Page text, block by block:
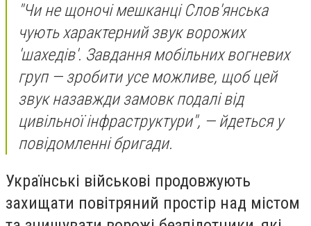
"Чи не щоночі мешканці Слов'янська
чують характерний звук ворожих
'шахедів'. Завдання мобільних вогневих
груп — зробити усе можливе, щоб цей
звук назавжди замовк подалі від
цивільної інфраструктури", — йдеться у
повідомленні бригади.
Українські військові продовжують
захищати повітряний простір над містом